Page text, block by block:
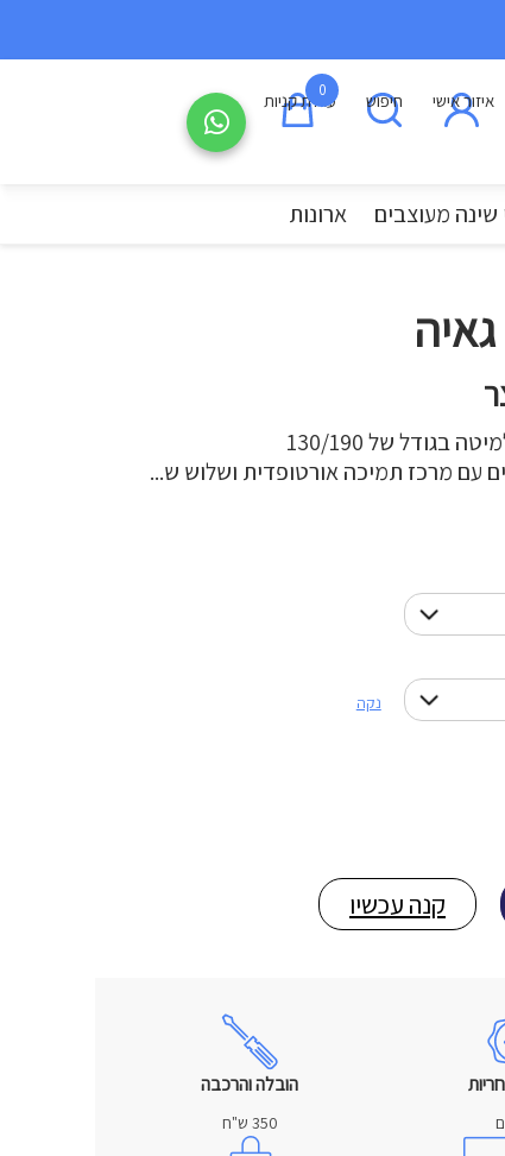
איזור אישי חיפוש 0
עגלת קניות
שינה מעוצבים ארונות
של 130/190
עם מרכז תמיכה אורטופדית ושלוש ש...
נקה
קנה עכשיו
הובלה והרכבה
350 ש"ח